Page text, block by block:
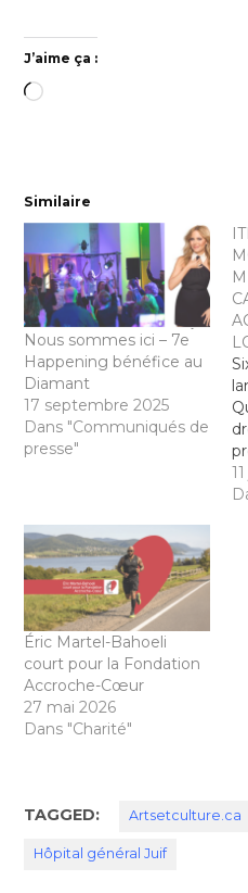
J’aime ça :
Chargement…
Similaire
Nous sommes ici – 7e
Happening bénéfice au
Diamant
17 septembre 2025
Dans "Communiqués de
presse"
Éric Martel-Bahoeli
court pour la Fondation
Accroche-Cœur
27 mai 2026
Dans "Charité"
TAGGED: Artsetculture.ca
Hôpital général Juif